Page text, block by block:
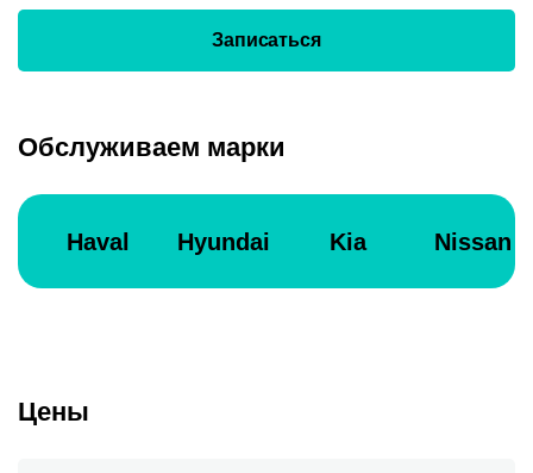
Записаться
Обслуживаем марки
Haval Hyundai Kia Nissan
Цены